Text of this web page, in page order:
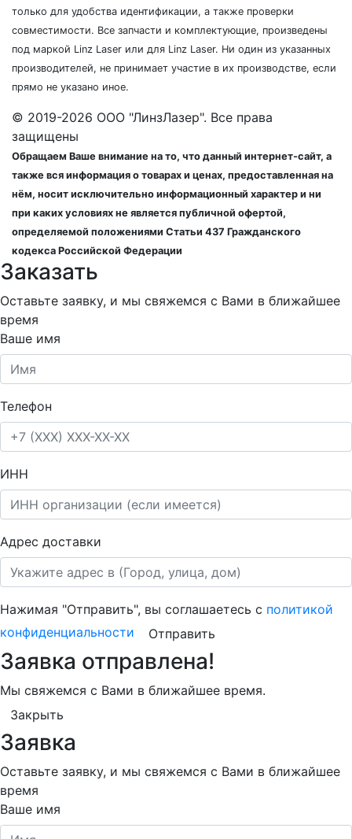
только для удобства идентификации, а также проверки
совместимости. Все запчасти и комплектующие, произведены
под маркой Linz Laser или для Linz Laser. Ни один из указанных
производителей, не принимает участие в их производстве, если
прямо не указано иное.
© 2019-2026 ООО "ЛинзЛазер". Все права
защищены
Обращаем Ваше внимание на то, что данный интернет-сайт, а
также вся информация о товарах и ценах, предоставленная на
нём, носит исключительно информационный характер и ни
при каких условиях не является публичной офертой,
определяемой положениями Статьи 437 Гражданского
кодекса Российской Федерации
Заказать
Оставьте заявку, и мы свяжемся с Вами в ближайшее
время
Ваше имя
Телефон
ИНН
Адрес доставки
Нажимая "Отправить", вы соглашаетесь с политикой
конфиденциальности
Отправить
Заявка отправлена!
Мы свяжемся с Вами в ближайшее время.
Закрыть
Заявка
Оставьте заявку, и мы свяжемся с Вами в ближайшее
время
Ваше имя